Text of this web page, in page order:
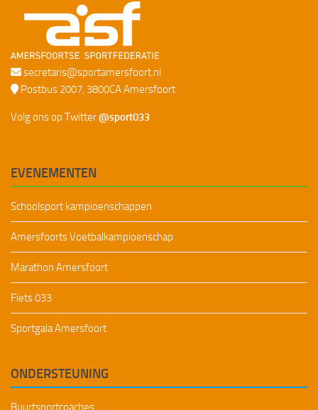
secretaris@sportamersfoort.nl
Postbus 2007, 3800CA Amersfoort
Volg ons op Twitter@sport033
EVENEMENTEN
Schoolsport kampioenschappen
Amersfoorts Voetbalkampioenschap
Marathon Amersfoort
Fiets 033
Sportgala Amersfoort
ONDERSTEUNING
Buurtsportcoaches